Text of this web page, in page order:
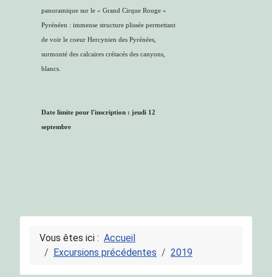
panoramique sur le « Grand Cirque Rouge »
Pyrénéen : immense structure plissée permettant
de voir le coeur Hercynien des Pyrénées,
surmonté des calcaires crétacés des canyons,
blancs.
Date limite pour l'inscription : jeudi 12
septembre
Vous êtes ici : Accueil
Excursions précédentes
2019